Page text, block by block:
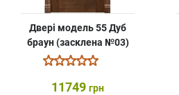
Двері модель 55 Дуб
браун (засклена №03)
11749 грн